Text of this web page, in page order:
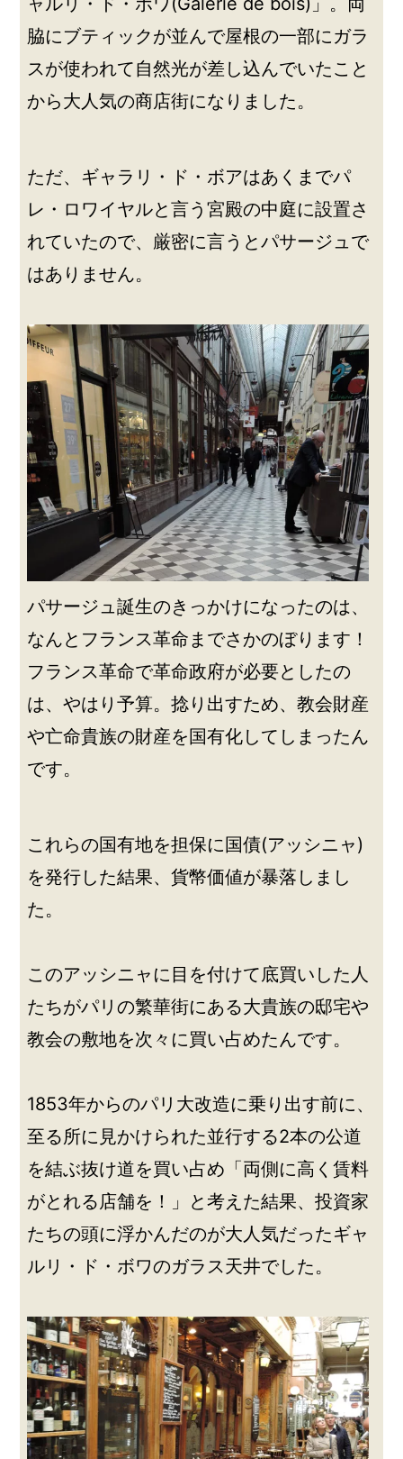
脇にブティックが並んで屋根の一部にガラ
スが使われて自然光が差し込んでいたこと
から大人気の商店街になりました。
ただ、ギャラリ・ド・ボアはあくまでパ
レ・ロワイヤルと言う宮殿の中庭に設置さ
れていたので、厳密に言うとパサージュで
はありません。
パサージュ誕生のきっかけになったのは、
なんとフランス革命までさかのぼります！
フランス革命で革命政府が必要としたの
は、やはり予算。捻り出すため、教会財産
や亡命貴族の財産を国有化してしまったん
です。
これらの国有地を担保に国債(アッシニャ)
を発行した結果、貨幣価値が暴落しまし
た。
このアッシニャに目を付けて底買いした人
たちがパリの繁華街にある大貴族の邸宅や
教会の敷地を次々に買い占めたんです。
1853年からのパリ大改造に乗り出す前に、
至る所に見かけられた並行する2本の公道
を結ぶ抜け道を買い占め「両側に高く賃料
がとれる店舗を！」と考えた結果、投資家
たちの頭に浮かんだのが大人気だったギャ
ルリ・ド・ボワのガラス天井でした。